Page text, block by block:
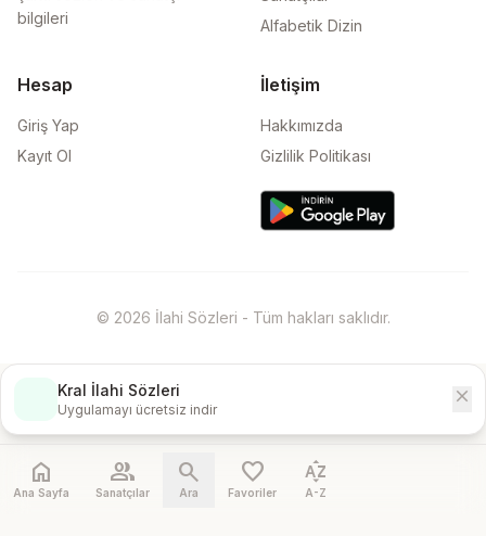
bilgileri
Alfabetik Dizin
Hesap
Giriş Yap
Kayıt Ol
İletişim
Hakkımızda
Gizlilik Politikası
© 2026 İlahi Sözleri - Tüm hakları saklıdır.
Kral İlahi Sözleri
Uygulamayı ücretsiz indir
close
home
Ana Sayfa
people
Sanatçılar
search
Ara
favorite
Favoriler
sort_by_alpha
A-Z